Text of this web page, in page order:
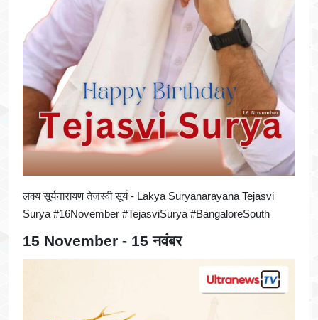
लक्य सूर्यनारायण तेजस्वी सूर्य - Lakya Suryanarayana Tejasvi
Surya #16November #TejasviSurya #BangaloreSouth
15 November - 15 नवंबर